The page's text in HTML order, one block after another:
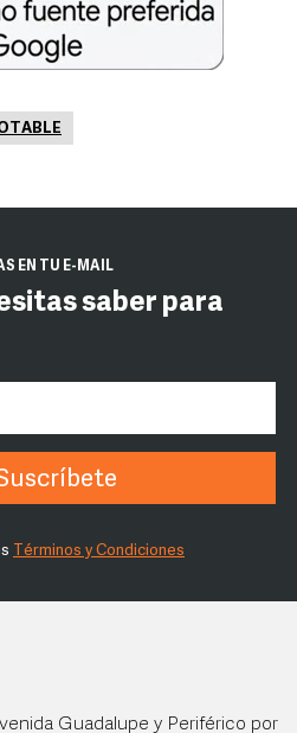
EN TU E-MAIL
saber para
Términos y Condiciones
Guadalupe y Periférico por